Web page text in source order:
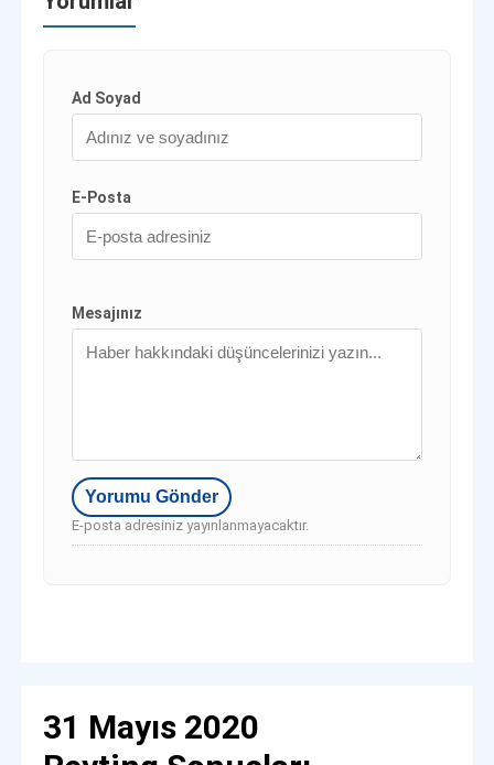
Ad Soyad
E-Posta
Mesajınız
E-posta adresiniz yayınlanmayacaktır.
31 Mayıs 2020